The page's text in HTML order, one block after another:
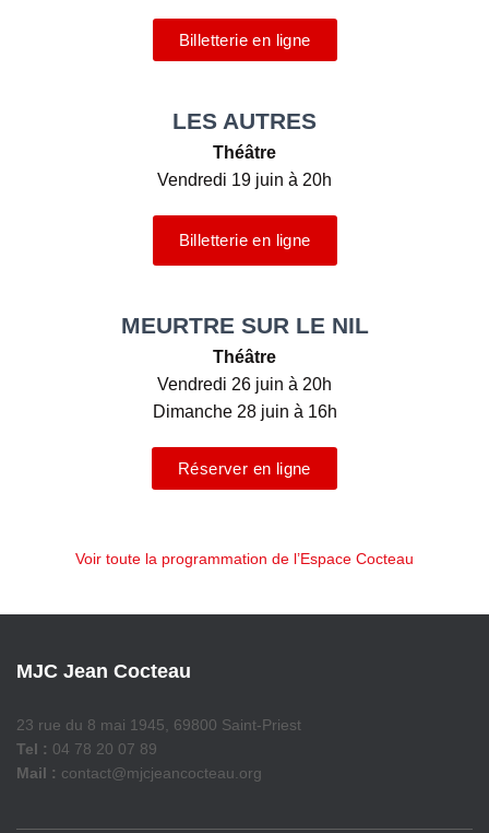
Billetterie en ligne
LES AUTRES
Théâtre
Vendredi 19 juin à 20h
Billetterie en ligne
MEURTRE SUR LE NIL
Théâtre
Vendredi 26 juin à 20h
Dimanche 28 juin à 16h
Réserver en ligne
Voir toute la programmation de l’Espace Cocteau
MJC Jean Cocteau
23 rue du 8 mai 1945, 69800 Saint-Priest
Tel : 04 78 20 07 89
Mail : contact@mjcjeancocteau.org